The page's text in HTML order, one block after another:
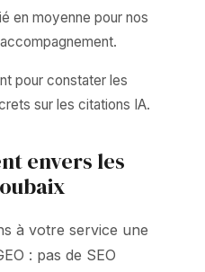
en moyenne pour nos
pour constater les
sur les citations IA.
envers les
à votre service une
: pas de SEO